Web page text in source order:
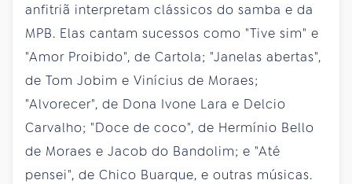
anfitriã interpretam clássicos do samba e da
MPB. Elas cantam sucessos como "Tive sim" e
"Amor Proibido", de Cartola; "Janelas abertas",
de Tom Jobim e Vinícius de Moraes;
"Alvorecer", de Dona Ivone Lara e Delcio
Carvalho; "Doce de coco", de Hermínio Bello
de Moraes e Jacob do Bandolim; e "Até
pensei", de Chico Buarque, e outras músicas.